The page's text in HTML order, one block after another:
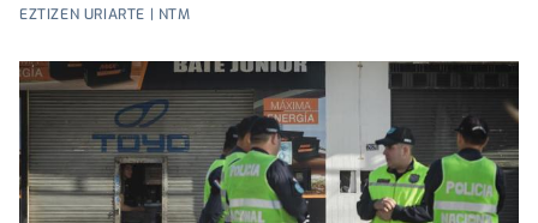
EZTIZEN URIARTE | NTM